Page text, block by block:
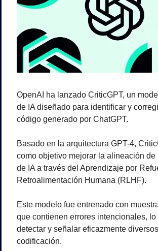
OpenAI ha lanzado CriticGPT, un
de IA diseñado para identificar y
código generado por ChatGPT.
Basado en la arquitectura GPT-4,
como objetivo mejorar la alineación de
de IA a través del Aprendizaje por
Retroalimentación Humana (RLHF).
Este modelo fue entrenado con
que contienen errores intencionales,
detectar y señalar eficazmente
codificación.